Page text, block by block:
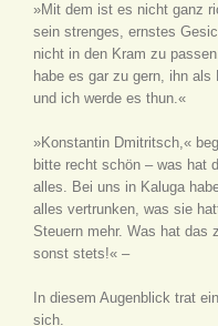
»Mit dem ist es nicht ganz
sein strenges, ernstes
nicht in den Kram zu
habe es gar zu gern, ihn
und ich werde es thun.«
»Konstantin Dmitritsch,«
bitte recht schön – was hat
alles. Bei uns in Kaluga
alles vertrunken, was sie
Steuern mehr. Was hat das
sonst stets!« –
In diesem Augenblick trat
sich.